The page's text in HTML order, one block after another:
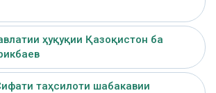
ҳуқуқии Қазоқистон ба
таҳсилоти шабакавии